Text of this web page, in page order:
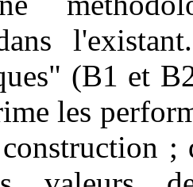
(B1 et
les
;